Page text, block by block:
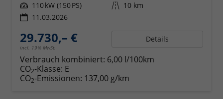
Leistung 110 kW (150 PS) Kilometerstand 10 km
11.03.2026
29.730,– €
incl. 19% MwSt.
Details
Verbrauch kombiniert: 6,00 l/100km
CO2-Klasse: E
CO2-Emissionen: 137,00 g/km